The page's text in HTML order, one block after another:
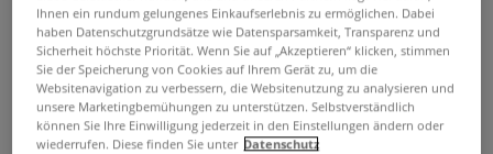
Typisch Typo
Ihnen ein rundum gelungenes Einkaufserlebnis zu ermöglichen. Dabei
haben Datenschutzgrundsätze wie Datensparsamkeit, Transparenz und
Sicherheit höchste Priorität. Wenn Sie auf „Akzeptieren“ klicken, stimmen
Sie der Speicherung von Cookies auf Ihrem Gerät zu, um die
Websitenavigation zu verbessern, die Websitenutzung zu analysieren und
unsere Marketingbemühungen zu unterstützen. Selbstverständlich
können Sie Ihre Einwilligung jederzeit in den Einstellungen ändern oder
wiederrufen. Diese finden Sie unter Datenschutz